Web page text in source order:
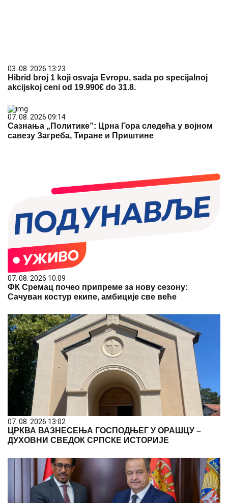
03. 08. 2026 13:23
Hibrid broj 1 koji osvaja Evropu, sada po specijalnoj
akcijskoj ceni od 19.990€ do 31.8.
07. 08. 2026 09:14
Сазнања „Политике”: Црна Гора следећа у војном
савезу Загреба, Тиране и Приштине
07. 08. 2026 10:09
ФК Сремац почео припреме за нову сезону:
Сачуван костур екипе, амбиције све веће
07. 08. 2026 13:02
ЦРКВА ВАЗНЕСЕЊА ГОСПОДЊЕГ У ОРАШЦУ –
ДУХОВНИ СВЕДОК СРПСКЕ ИСТОРИЈЕ